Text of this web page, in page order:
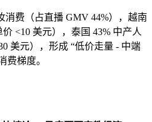
消费（占直播 GMV 44%），越南
<10 美元），泰国 43% 中产人
美元），形成 “低价走量 - 中端
费梯度。